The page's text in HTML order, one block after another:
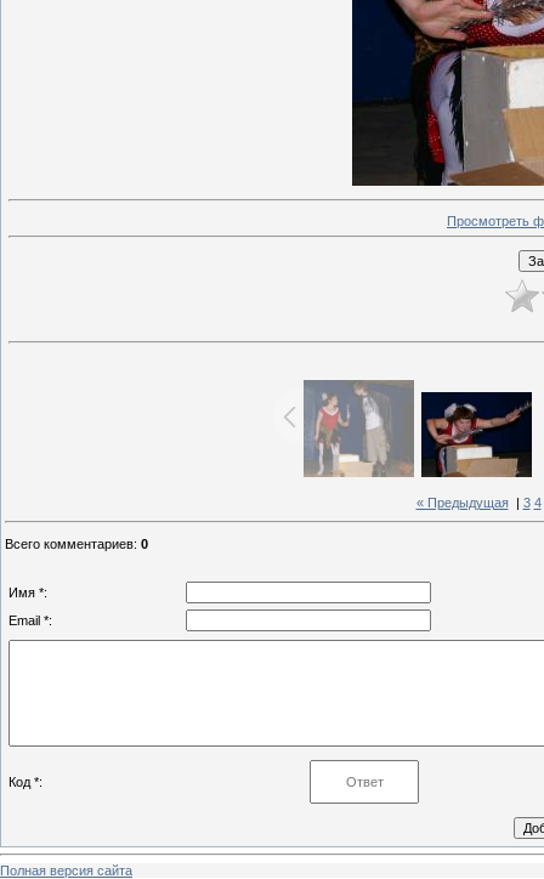
Просмотреть
« Предыдущая| 3 4
Всего комментариев: 0
Имя *:
Email *:
Код *:
Полная версия сайта